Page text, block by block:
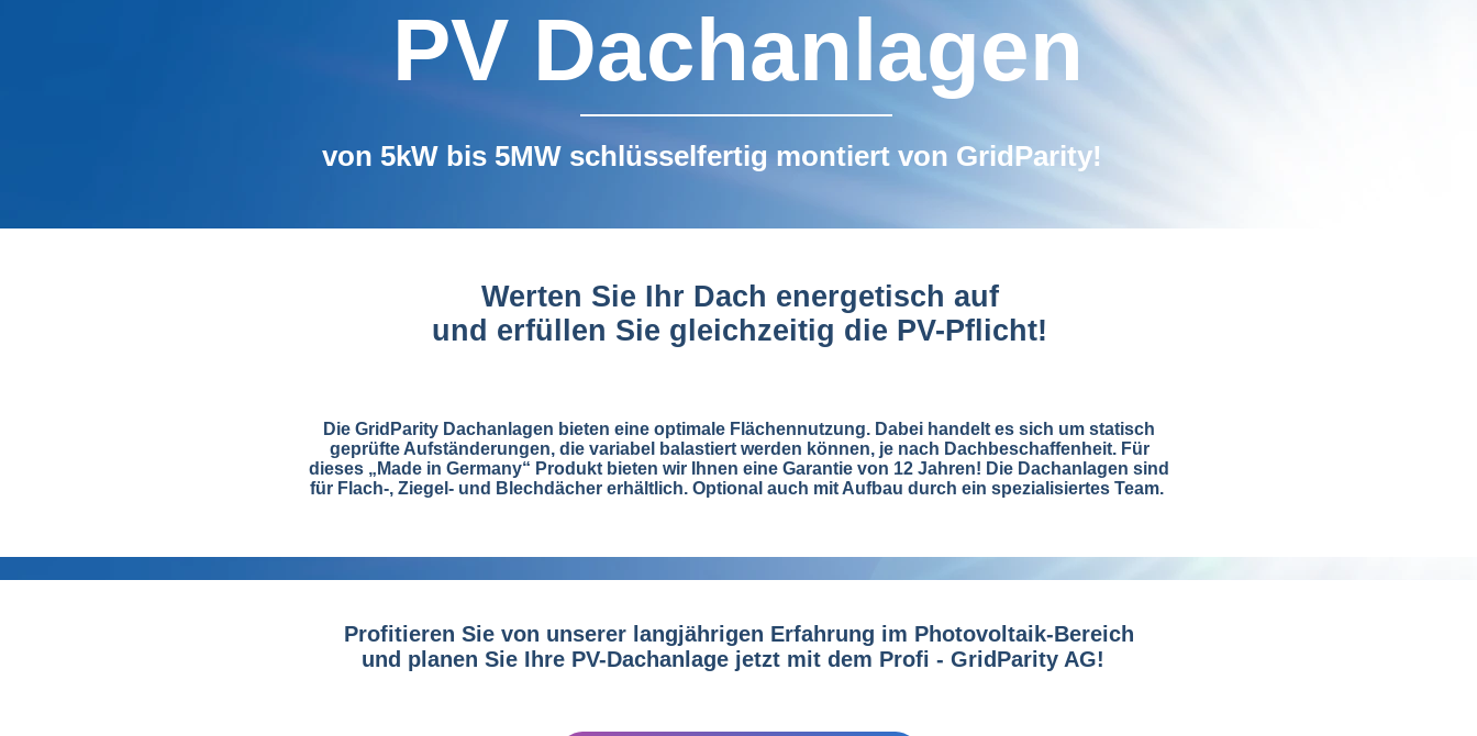
PV Dachanlagen
von 5kW bis 5MW schlüsselfertig montiert von GridParity!
Werten Sie Ihr Dach energetisch auf
und erfüllen Sie gleichzeitig die PV-Pflicht!
Die GridParity Dachanlagen bieten eine optimale Flächennutzung. Dabei handelt es sich um statisch
geprüfte Aufständerungen, die variabel balastiert werden können, je nach Dachbeschaffenheit. Für
dieses „Made in Germany“ Produkt bieten wir Ihnen eine Garantie von 12 Jahren! Die Dachanlagen sind
für Flach-, Ziegel- und Blechdächer erhältlich. Optional auch mit Aufbau durch ein spezialisiertes Team.
Profitieren Sie von unserer langjährigen Erfahrung im Photovoltaik-Bereich
und planen Sie Ihre PV-Dachanlage jetzt mit dem Profi - GridParity AG!